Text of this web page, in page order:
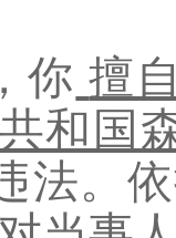
你 擅
共和国
法。